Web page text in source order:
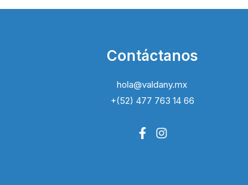
Contáctanos
hola@valdany.mx
+(52) 477 763 14 66